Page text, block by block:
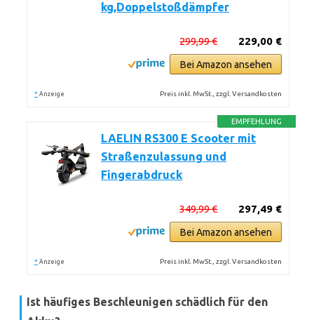
kg,Doppelstoßdämpfer
229,00 €
299,99 €
Bei Amazon ansehen
* Anzeige Preis inkl. MwSt., zzgl. Versandkosten
EMPFEHLUNG
LAELIN RS300 E Scooter mit
Straßenzulassung und
Fingerabdruck
297,49 €
349,99 €
Bei Amazon ansehen
* Anzeige Preis inkl. MwSt., zzgl. Versandkosten
Ist häufiges Beschleunigen schädlich für den